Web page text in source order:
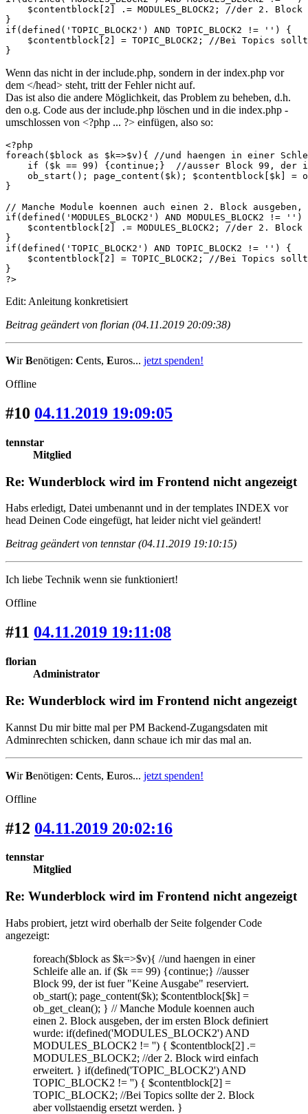
$contentblock[2] .= MODULES_BLOCK2; //der 2. Block
}
if(defined('TOPIC_BLOCK2') AND TOPIC_BLOCK2 != '') {
$contentblock[2] = TOPIC_BLOCK2; //Bei Topics
}
Wenn das nicht in der include.php, sondern in der index.php vor
dem </head> steht, tritt der Fehler nicht auf.
Das ist also die andere Möglichkeit, das Problem zu beheben, d.h.
den o.g. Code aus der include.php löschen und in die index.php -
umschlossen von <?php ... ?> einfügen, also so:
<?php
foreach($block as $k=>$v){ //und haengen in einer
if ($k == 99) {continue;}  //ausser Block 99, der
ob_start(); page_content($k); $contentblock[$k] =
}
// Manche Module koennen auch einen 2. Block
if(defined('MODULES_BLOCK2') AND MODULES_BLOCK2 !=
$contentblock[2] .= MODULES_BLOCK2; //der 2. Block
}
if(defined('TOPIC_BLOCK2') AND TOPIC_BLOCK2 != '') {
$contentblock[2] = TOPIC_BLOCK2; //Bei Topics
}
?>
Edit: Anleitung konkretisiert
Beitrag geändert von florian (04.11.2019 20:09:38)
WirBenötigen: Cents, Euros... jetzt spenden!
Offline
#10 04.11.2019 19:09:05
tennstar
Mitglied
Re: Wunderblock wird im Frontend nicht angezeigt
Habs erledigt, Datei umbenannt und in der templates INDEX vor
head Deinen Code eingefügt, hat leider nicht viel geändert!
Beitrag geändert von tennstar (04.11.2019 19:10:15)
Ich liebe Technik wenn sie funktioniert!
Offline
#11 04.11.2019 19:11:08
florian
Administrator
Re: Wunderblock wird im Frontend nicht angezeigt
Kannst Du mir bitte mal per PM Backend-Zugangsdaten mit
Adminrechten schicken, dann schaue ich mir das mal an.
WirBenötigen: Cents, Euros... jetzt spenden!
Offline
#12 04.11.2019 20:02:16
tennstar
Mitglied
Re: Wunderblock wird im Frontend nicht angezeigt
Habs probiert, jetzt wird oberhalb der Seite folgender Code
angezeigt:
foreach($block as $k=>$v){ //und haengen in einer
Schleife alle an. if ($k == 99) {continue;} //ausser
Block 99, der ist fuer "Keine Ausgabe" reserviert.
ob_start(); page_content($k); $contentblock[$k] =
ob_get_clean(); } // Manche Module koennen auch
einen 2. Block ausgeben, der im ersten Block definiert
wurde: if(defined('MODULES_BLOCK2') AND
MODULES_BLOCK2 != '') { $contentblock[2] .=
MODULES_BLOCK2; //der 2. Block wird einfach
erweitert. } if(defined('TOPIC_BLOCK2') AND
TOPIC_BLOCK2 != '') { $contentblock[2] =
TOPIC_BLOCK2; //Bei Topics sollte der 2. Block
aber vollstaendig ersetzt werden. }